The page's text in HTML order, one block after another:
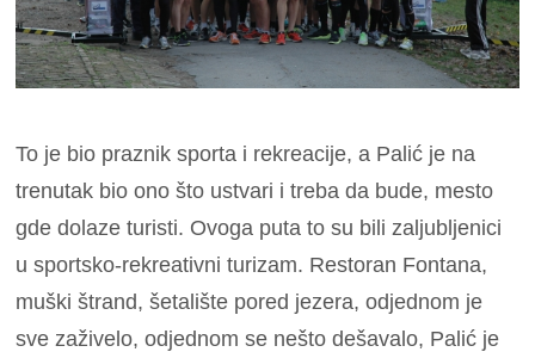
To je bio praznik sporta i rekreacije, a Palić je na
trenutak bio ono što ustvari i treba da bude, mesto
gde dolaze turisti. Ovoga puta to su bili zaljubljenici
u sportsko-rekreativni turizam. Restoran Fontana,
muški štrand, šetalište pored jezera, odjednom je
sve zaživelo, odjednom se nešto dešavalo, Palić je